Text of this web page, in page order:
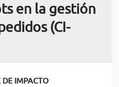
en la gestión
(CI-
DE IMPACTO